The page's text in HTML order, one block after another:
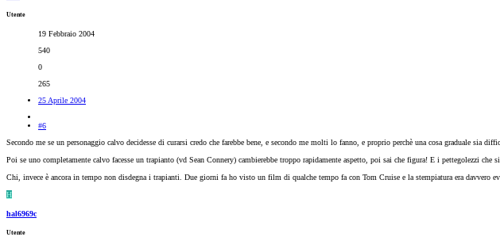
Utente
19 Febbraio 2004
540
0
265
25 Aprile 2004
#6
Secondo me se un personaggio calvo decidesse di curarsi credo che farebbe bene, e secondo me molti lo fanno, e proprio perchè una cosa graduale sia
Poi se uno completamente calvo facesse un trapianto (vd Sean Connery) cambierebbe troppo rapidamente aspetto, poi sai che figura! E i pettegolezzi che si
Chi, invece è ancora in tempo non disdegna i trapianti. Due giorni fa ho visto un film di qualche tempo fa con Tom Cruise e la stempiatura era
H
hal6969c
Utente